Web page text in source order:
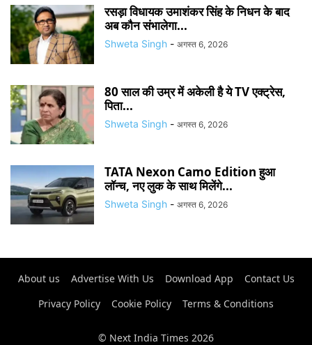
रसड़ा विधायक उमाशंकर सिंह के निधन के बाद
अब कौन संभालेगा...
Shweta Singh - अगस्त 6, 2026
80 साल की उम्र में अकेली है ये TV एक्ट्रेस,
पिता...
Shweta Singh - अगस्त 6, 2026
TATA Nexon Camo Edition हुआ
लॉन्च, नए लुक के साथ मिलेंगे...
Shweta Singh - अगस्त 6, 2026
About us Advertise With Us Download App
Contact Us
Privacy Policy
Cookie Policy Terms & Conditions
© Next India Times 2026